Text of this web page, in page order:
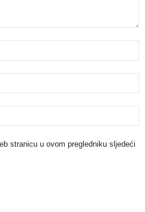
stranicu u ovom pregledniku sljedeći